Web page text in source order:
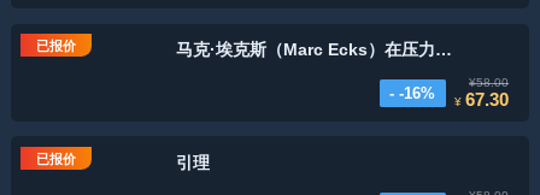
已报价 马克·埃克斯（Marc Ecks）在压力下获取内容
- -16%
¥58.00
¥67.30
已报价 引理